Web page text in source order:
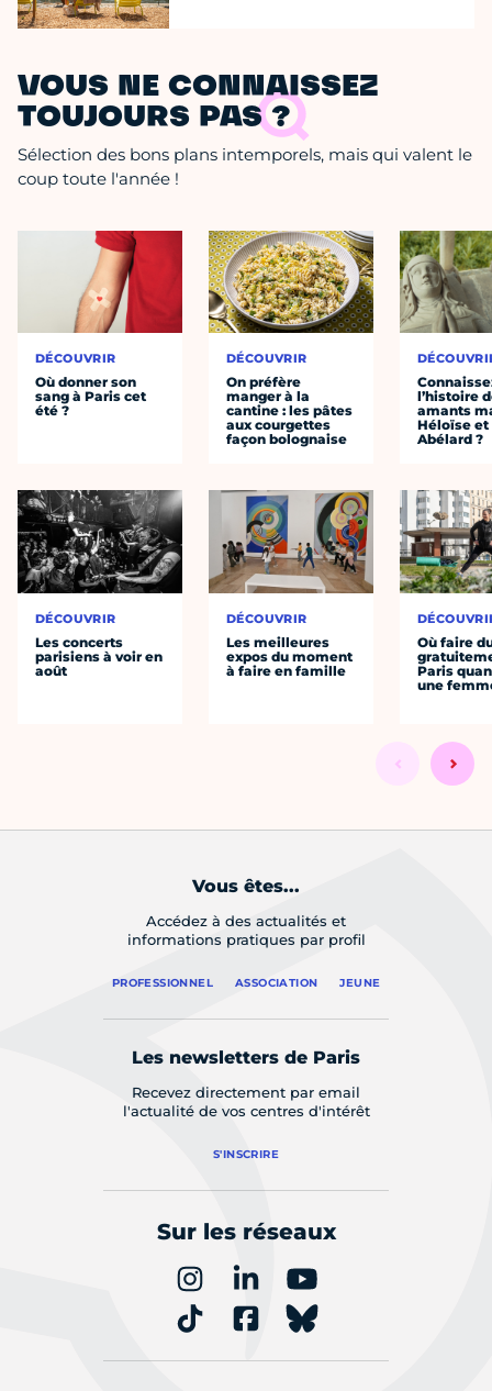
VOUS NE CONNAISSEZ
TOUJOURS PAS ?
Sélection des bons plans intemporels, mais qui valent le
coup toute l'année !
DÉCOUVRIR
Où donner son
sang à Paris cet
été ?
DÉCOUVRIR
Les concerts
parisiens à voir en
août
DÉCOUVRIR
On préfère
manger à la
cantine : les pâtes
aux courgettes
façon bolognaise
DÉCOUVRIR
Les meilleures
expos du moment
à faire en famille
l’histoire
amants
Héloïse et
Abélard ?
Où faire
Paris
une
Vous êtes...
Accédez à des actualités et
informations pratiques par profil
PROFESSIONNEL ASSOCIATION JEUNE
Les newsletters de Paris
Recevez directement par email
l'actualité de vos centres d'intérêt
S'INSCRIRE
Sur les réseaux